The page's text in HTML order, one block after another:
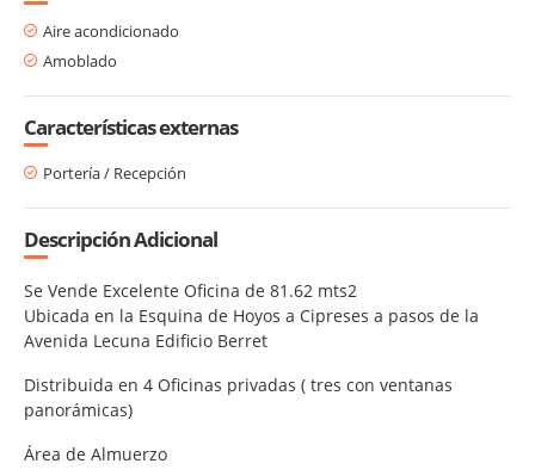
Aire acondicionado
Amoblado
Características externas
Portería / Recepción
Descripción Adicional
Se Vende Excelente Oficina de 81.62 mts2
Ubicada en la Esquina de Hoyos a Cipreses a pasos de la
Avenida Lecuna Edificio Berret
Distribuida en 4 Oficinas privadas ( tres con ventanas
panorámicas)
Área de Almuerzo